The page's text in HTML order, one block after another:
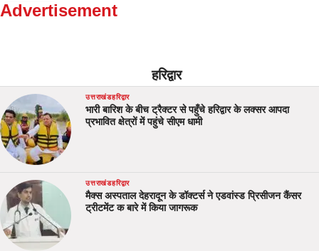
Advertisement
हरिद्वार
उत्तराखंडहरिद्वार
भारी बारिश के बीच ट्रैक्टर से पहुँचे हरिद्वार के लक्सर आपदा
प्रभावित क्षेत्रों में पहुंचे सीएम धामी
उत्तराखंडहरिद्वार
मैक्स अस्पताल देहरादून के डॉक्टर्स ने एडवांस्ड प्रिसीजन कैंसर
ट्रीटमेंट क बारे में किया जागरूक